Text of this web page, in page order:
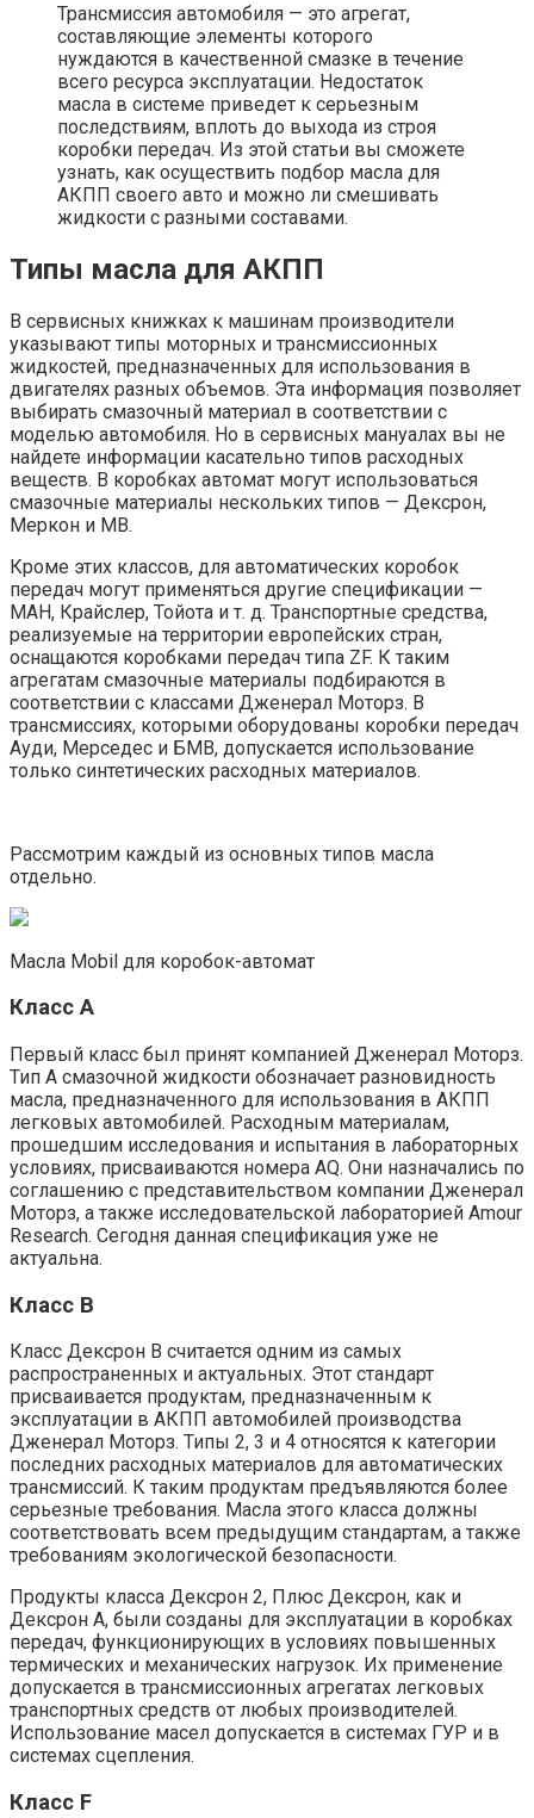
Трансмиссия автомобиля — это агрегат,
составляющие элементы которого
нуждаются в качественной смазке в течение
всего ресурса эксплуатации. Недостаток
масла в системе приведет к серьезным
последствиям, вплоть до выхода из строя
коробки передач. Из этой статьи вы сможете
узнать, как осуществить подбор масла для
АКПП своего авто и можно ли смешивать
жидкости с разными составами.
Типы масла для АКПП
В сервисных книжках к машинам производители
указывают типы моторных и трансмиссионных
жидкостей, предназначенных для использования в
двигателях разных объемов. Эта информация позволяет
выбирать смазочный материал в соответствии с
моделью автомобиля. Но в сервисных мануалах вы не
найдете информации касательно типов расходных
веществ. В коробках автомат могут использоваться
смазочные материалы нескольких типов — Дексрон,
Меркон и МВ.
Кроме этих классов, для автоматических коробок
передач могут применяться другие спецификации —
МАН, Крайслер, Тойота и т. д. Транспортные средства,
реализуемые на территории европейских стран,
оснащаются коробками передач типа ZF. К таким
агрегатам смазочные материалы подбираются в
соответствии с классами Дженерал Моторз. В
трансмиссиях, которыми оборудованы коробки передач
Ауди, Мерседес и БМВ, допускается использование
только синтетических расходных материалов.
Рассмотрим каждый из основных типов масла
отдельно.
Масла Mobil для коробок-автомат
Класс A
Первый класс был принят компанией Дженерал Моторз.
Тип A смазочной жидкости обозначает разновидность
масла, предназначенного для использования в АКПП
легковых автомобилей. Расходным материалам,
прошедшим исследования и испытания в лабораторных
условиях, присваиваются номера AQ. Они назначались по
соглашению с представительством компании Дженерал
Моторз, а также исследовательской лабораторией Amour
Research. Сегодня данная спецификация уже не
актуальна.
Класс B
Класс Дексрон B считается одним из самых
распространенных и актуальных. Этот стандарт
присваивается продуктам, предназначенным к
эксплуатации в АКПП автомобилей производства
Дженерал Моторз. Типы 2, 3 и 4 относятся к категории
последних расходных материалов для автоматических
трансмиссий. К таким продуктам предъявляются более
серьезные требования. Масла этого класса должны
соответствовать всем предыдущим стандартам, а также
требованиям экологической безопасности.
Продукты класса Дексрон 2, Плюс Дексрон, как и
Дексрон А, были созданы для эксплуатации в коробках
передач, функционирующих в условиях повышенных
термических и механических нагрузок. Их применение
допускается в трансмиссионных агрегатах легковых
транспортных средств от любых производителей.
Использование масел допускается в системах ГУР и в
системах сцепления.
Класс F